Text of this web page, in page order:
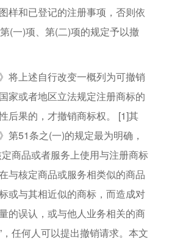
样和已登记的注册事项，否则依
(一)项、第(二)项的规定予以撤
上述自行改变一概列为可撤销
家或者地区立法规定注册商标的
后果的，才撤销商标权。 [1]其
第51条之(一)的规定最为明确，
商品或者服务上使用与注册商标
与核定商品或服务相类似的商品
或与其相近似的商标，而造成对
的误认，或与他人业务相关的商
任何人可以提出撤销请求。本文